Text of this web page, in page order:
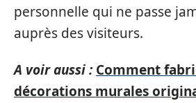
personnelle qui ne passe
auprès des visiteurs.
A voir aussi : Comment
décorations murales